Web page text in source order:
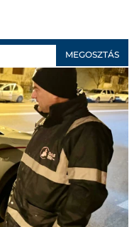
MEGOSZTÁS